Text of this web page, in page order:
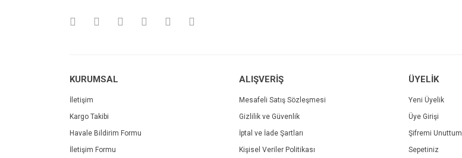
Gönder
Printpen Canon CRG-064 Black Laser Toner
Printpen Canon CRG-064 Cyan Laser Toner
KURUMSAL
İletişim
Kargo Takibi
Havale Bildirim Formu
İletişim Formu
ALIŞVERİŞ
Mesafeli Satış Sözleşmesi
Gizlilik ve Güvenlik
İptal ve İade Şartları
Kişisel Veriler Politikası
ÜYELİK
Yeni Üyelik
Üye Girişi
Şifremi Unuttum
Sepetiniz